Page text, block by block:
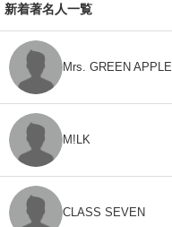
新着著名人一覧
Mrs. GREEN APPLE
M!LK
CLASS SEVEN